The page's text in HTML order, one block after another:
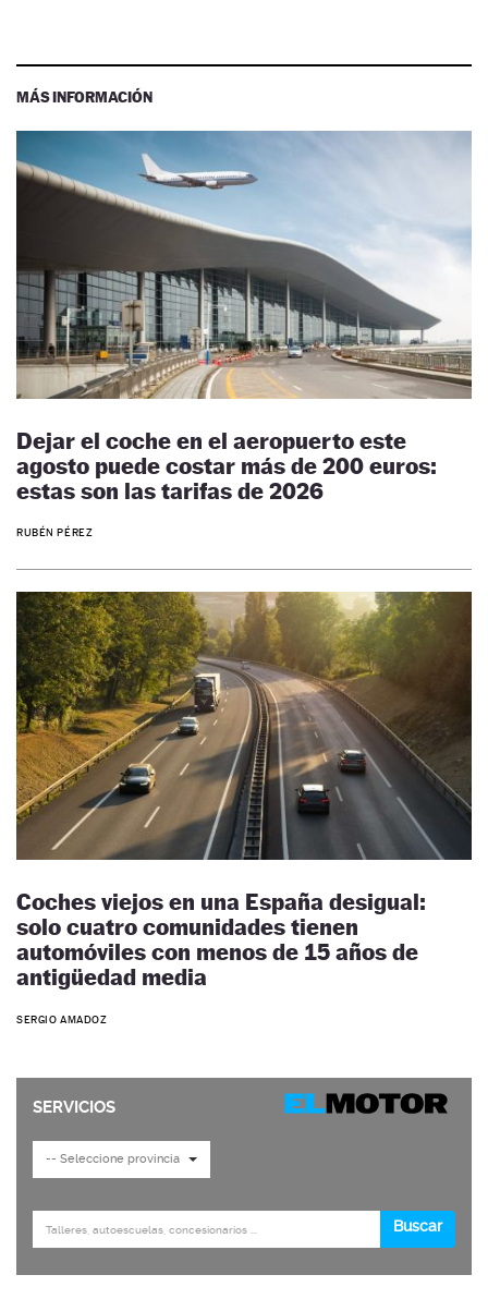
MÁS INFORMACIÓN
Dejar el coche en el aeropuerto este
agosto puede costar más de 200 euros:
estas son las tarifas de 2026
RUBÉN PÉREZ
Coches viejos en una España desigual:
solo cuatro comunidades tienen
automóviles con menos de 15 años de
antigüedad media
SERGIO AMADOZ